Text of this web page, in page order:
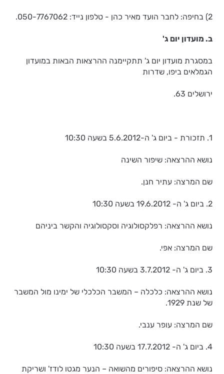
ב. מועדון יום ג'
במסגרת מועדון יום ג' תתקיימנה ההרצאות הבאות במועדון
הגמלאים ביפו, שדרות
ירושלים 63.
נושא ההרצאה: שיפור השינה
שם המרצה: עתיר חנן.
נושא ההרצאה: רפלקסולוגיה וסקסולוגיה והקשר ביניהם
שם המרצה: אפי.
נושא ההרצאה: כלכלה – המשבר הכלכלי של ימינו מול המשבר
של שנת 1929.
שם המרצה: עופר ענבי.
נושא ההרצאה: סיפורים מהשואה – הנער מגטו לודז' ושריקת